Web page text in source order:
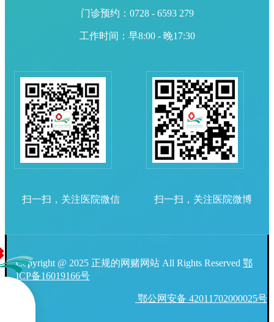
门诊预约：0728 - 6593 279
工作时间：早8:00 - 晚17:30
扫一扫，关注医院微信 扫一扫，关注医院微博
Copyright @ 2025 正规的网赌网站 All Rights Reserved 鄂
ICP备16019166号
鄂公网安备 42011702000025号